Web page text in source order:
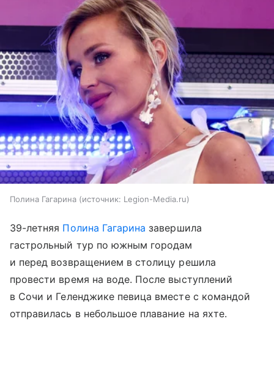
Полина Гагарина источник: Legion-Media.ru
39-летняя Полина Гагарина завершила
гастрольный тур по южным городам
и перед возвращением в столицу решила
провести время на воде. После выступлений
в Сочи и Геленджике певица вместе с командой
отправилась в небольшое плавание на яхте.